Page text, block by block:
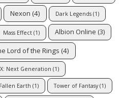
Nexon (4) Dark Legends (1)
Mass Effect (1) Albion Online (3)
Lord of the Rings (4)
Next Generation (1)
Fallen Earth (1) Tower of Fantasy(1)